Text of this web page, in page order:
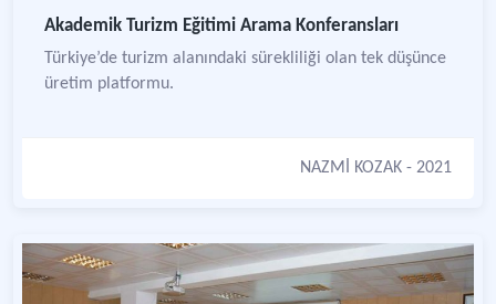
Akademik Turizm Eğitimi Arama Konferansları
Türkiye’de turizm alanındaki sürekliliği olan tek düşünce
üretim platformu.
NAZMİ KOZAK - 2021